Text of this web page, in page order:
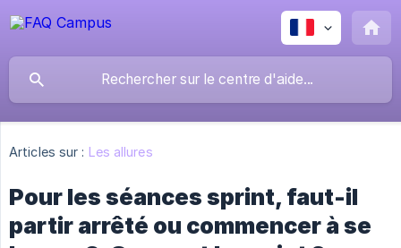
Articles sur : Les allures
Pour les séances sprint, faut-il
partir arrêté ou commencer à se